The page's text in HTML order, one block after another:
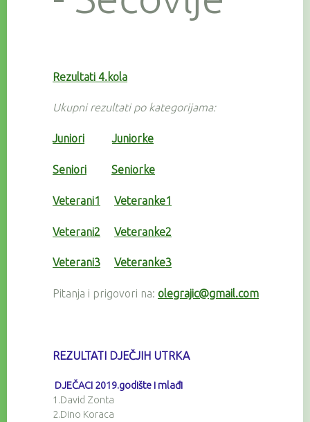
Rezultati 4.kola
Ukupni rezultati po kategorijama:
Juniori Juniorke
Seniori Seniorke
Veterani1 Veteranke1
Veterani2 Veteranke2
Veterani3 Veteranke3
Pitanja i prigovori na: olegrajic@gmail.com
REZULTATI DJEČJIH UTRKA
DJEČACI 2019.godište i mlađi
1.David Zonta
2.Dino Koraca